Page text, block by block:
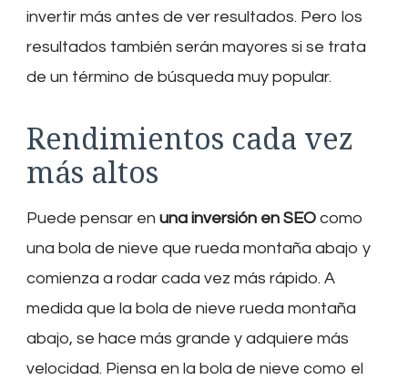
invertir más antes de ver resultados. Pero los
resultados también serán mayores si se trata
de un término de búsqueda muy popular.
Rendimientos cada vez
más altos
Puede pensar en una inversión en SEO como
una bola de nieve que rueda montaña abajo y
comienza a rodar cada vez más rápido. A
medida que la bola de nieve rueda montaña
abajo, se hace más grande y adquiere más
velocidad. Piensa en la bola de nieve como el